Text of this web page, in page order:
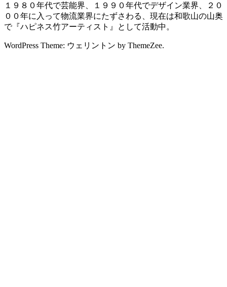
１９８０年代で芸能界、１９９０年代でデザイン業界、２０
００年に入って物流業界にたずさわる、現在は和歌山の山奥
で『ハピネス竹アーティスト』として活動中。
WordPress Theme: ウェリントン by ThemeZee.